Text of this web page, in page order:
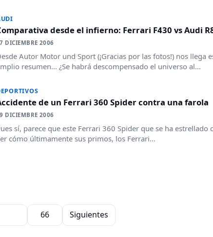
desde el infierno: Ferrari F430 vs Audi
DICIEMBRE 2006
Autor Motor und Sport (¡Gracias por las fotos!) nos
resumen... ¿Se habrá descompensado el universo al...
de un Ferrari 360 Spider contra una farola
DICIEMBRE 2006
sí, parece que este Ferrari 360 Spider que se ha
cómo últimamente sus primos, los Ferrari...
66 Siguientes